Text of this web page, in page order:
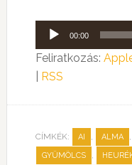
Audió
lejátszó
00:00
Feliratkozás:
RSS
CÍMKÉK: AI , ALMA ,
GYÜMÖLCS ,